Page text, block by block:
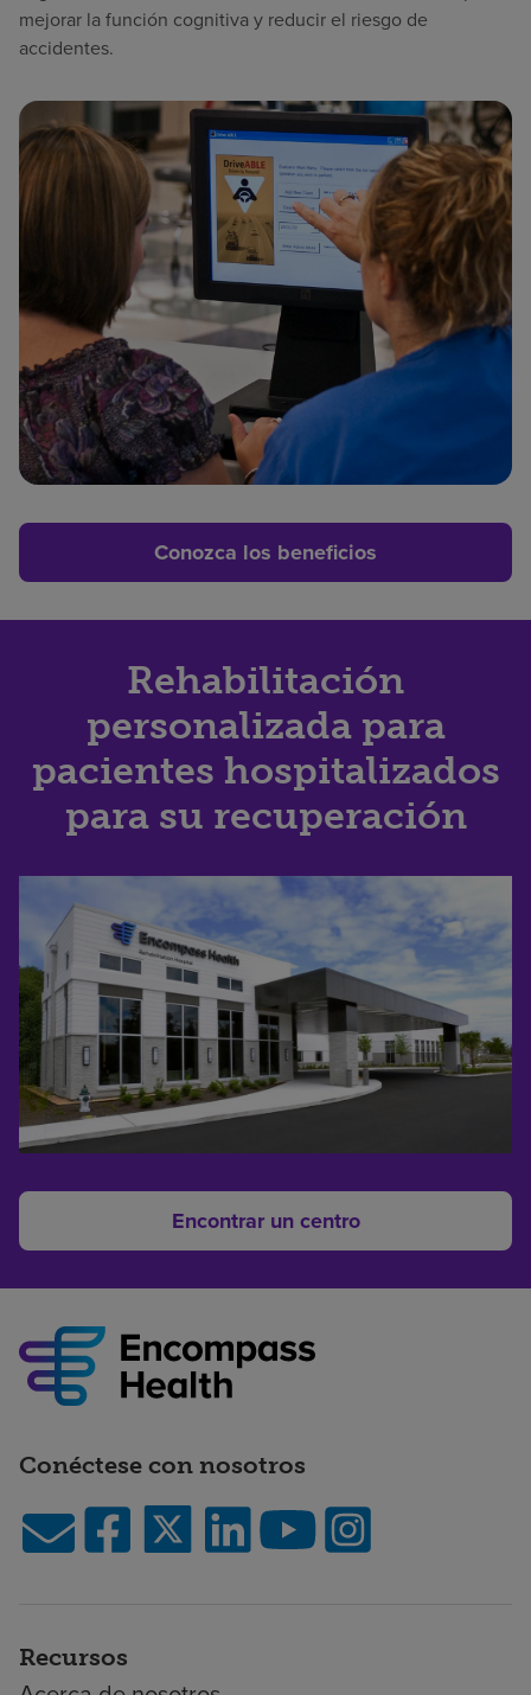
mejorar la función cognitiva y reducir el riesgo de
accidentes.
Conozca los beneficios
Rehabilitación
personalizada para
pacientes hospitalizados
para su recuperación
Encontrar un centro
Conéctese con nosotros
Recursos